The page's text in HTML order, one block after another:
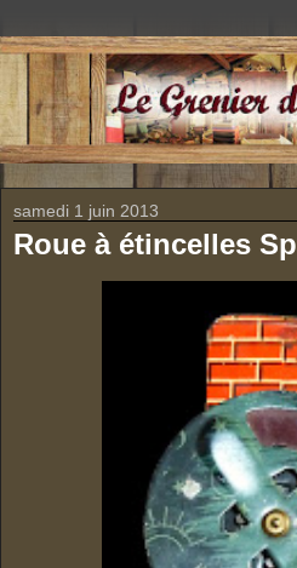
samedi 1 juin 2013
Roue à étincelles